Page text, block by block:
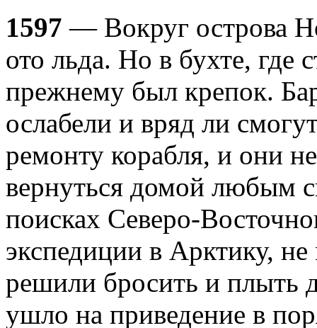
1597 — Вокруг острова
ото льда. Но в бухте, где
прежнему был крепок.
ослабели и вряд ли
ремонту корабля, и они
вернуться домой любым
поисках Северо-
экспедиции в Арктику,
решили бросить и плыть
ушло на приведение в